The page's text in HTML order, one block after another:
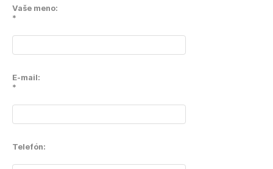
Vaše meno:
*
E-mail:
*
Telefón: